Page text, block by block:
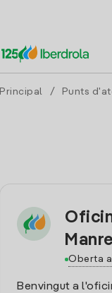
Principal / Punts
Oberta
Benvingut a